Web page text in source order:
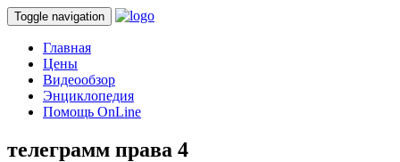
Toggle navigation
Главная
Цены
Видеообзор
Энциклопедия
Помощь OnLine
телеграмм права 4